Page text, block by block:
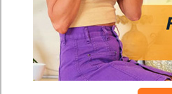
la